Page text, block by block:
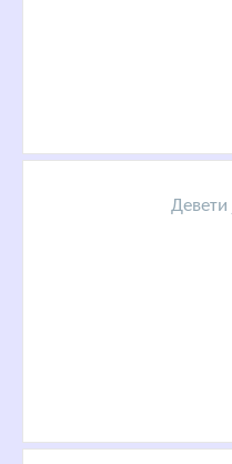
Девети